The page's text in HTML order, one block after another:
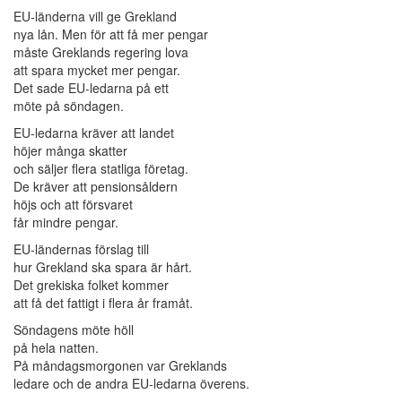
EU-länderna vill ge Grekland
nya lån. Men för att få mer pengar
måste Greklands regering lova
att spara mycket mer pengar.
Det sade EU-ledarna på ett
möte på söndagen.
EU-ledarna kräver att landet
höjer många skatter
och säljer flera statliga företag.
De kräver att pensionsåldern
höjs och att försvaret
får mindre pengar.
EU-ländernas förslag till
hur Grekland ska spara är hårt.
Det grekiska folket kommer
att få det fattigt i flera år framåt.
Söndagens möte höll
på hela natten.
På måndagsmorgonen var Greklands
ledare och de andra EU-ledarna överens.